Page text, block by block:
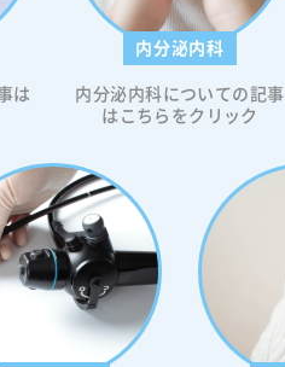
は
内分泌内科
内分泌内科についての記事
はこちらをクリック